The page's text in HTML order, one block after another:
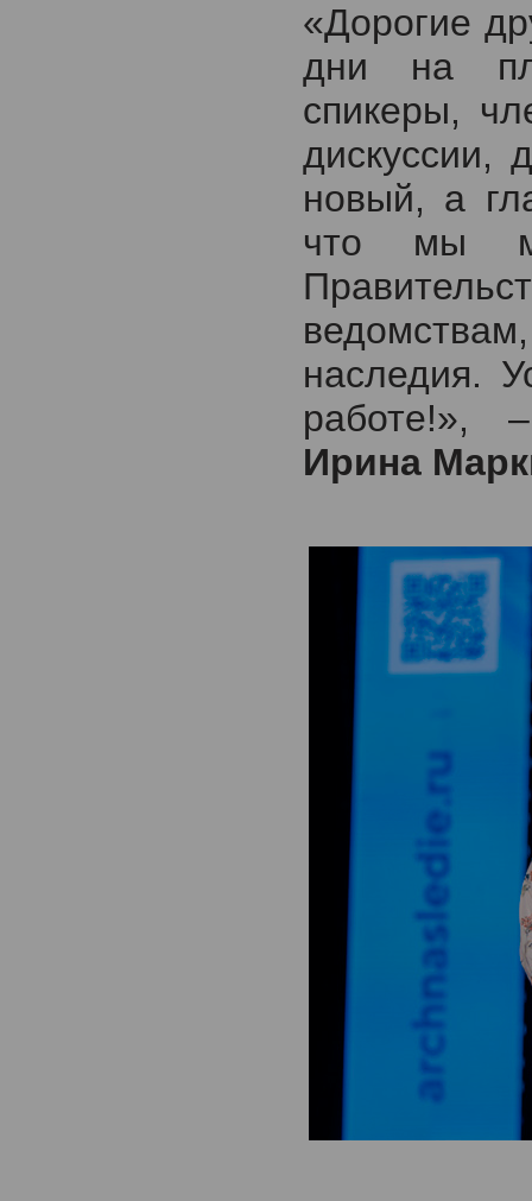
«Дорогие
дни на
спикеры,
дискуссии,
новый, а
что мы
наследия.
работе!»,
Ирина